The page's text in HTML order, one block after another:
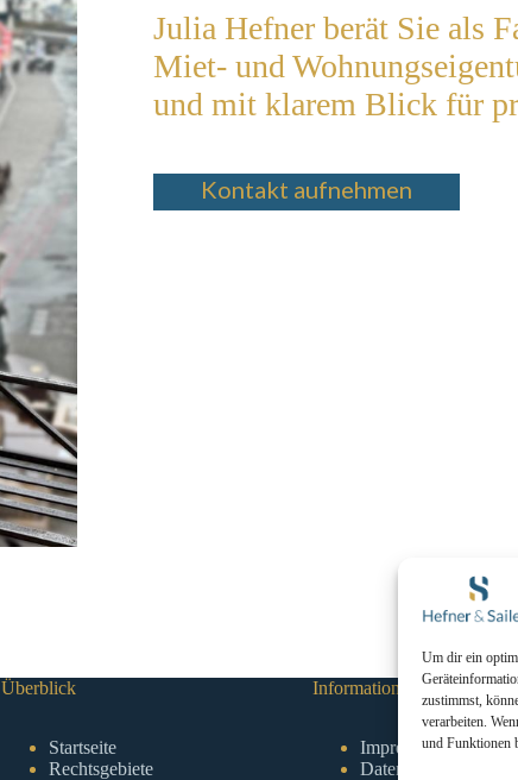
Um dir ein
zustimmst,
verarbeiten.
und Funktionen
Julia Hefner berät Sie als
Miet- und
und mit klarem Blick für
Kontakt aufnehmen
Überblick
Startseite
Rechtsgebiete
Information
Impressum